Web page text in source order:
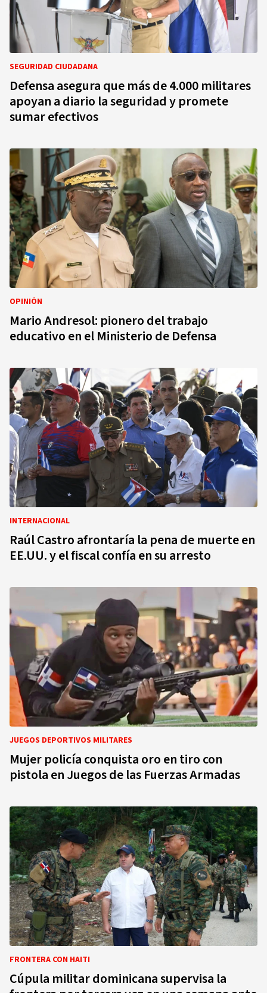
SEGURIDAD CIUDADANA
Defensa asegura que más de 4.000 militares
apoyan a diario la seguridad y promete
sumar efectivos
OPINIÓN
Mario Andresol: pionero del trabajo
educativo en el Ministerio de Defensa
INTERNACIONAL
Raúl Castro afrontaría la pena de muerte en
EE.UU. y el fiscal confía en su arresto
JUEGOS DEPORTIVOS MILITARES
Mujer policía conquista oro en tiro con
pistola en Juegos de las Fuerzas Armadas
FRONTERA CON HAITI
Cúpula militar dominicana supervisa la